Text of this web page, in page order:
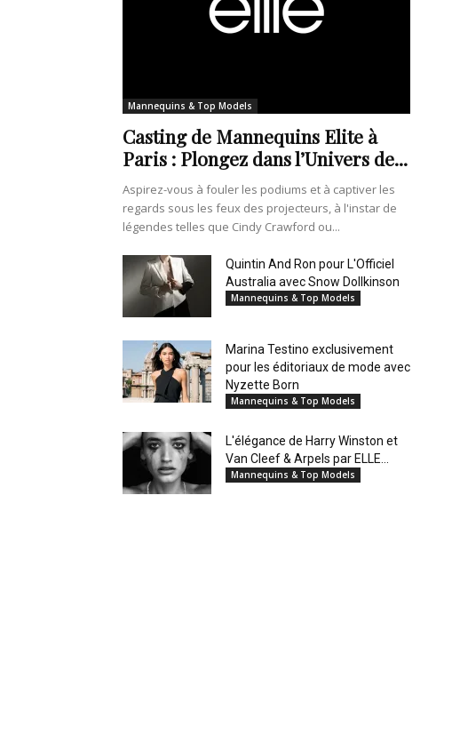
Mannequins & Top Models
Casting de Mannequins Elite à
Paris : Plongez dans l’Univers de...
Aspirez-vous à fouler les podiums et à captiver les
regards sous les feux des projecteurs, à l'instar de
légendes telles que Cindy Crawford ou...
Quintin And Ron pour L'Officiel
Australia avec Snow Dollkinson
Mannequins & Top Models
Marina Testino exclusivement
pour les éditoriaux de mode avec
Nyzette Born
Mannequins & Top Models
L'élégance de Harry Winston et
Van Cleef & Arpels par ELLE...
Mannequins & Top Models